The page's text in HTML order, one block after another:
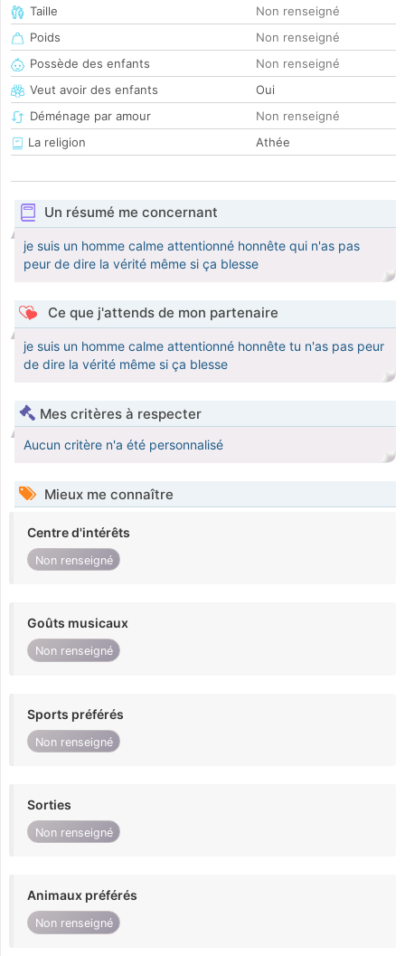
Taille
Non renseigné
Poids
Non renseigné
Possède des enfants
Non renseigné
Veut avoir des enfants
Oui
Déménage par amour
Non renseigné
La religion
Athée
Un résumé me concernant
je suis un homme calme attentionné honnête qui n'as pas
peur de dire la vérité même si ça blesse
Ce que j'attends de mon partenaire
je suis un homme calme attentionné honnête tu n'as pas peur
de dire la vérité même si ça blesse
Mes critères à respecter
Aucun critère n'a été personnalisé
Mieux me connaître
Centre d'intérêts
Non renseigné
Goûts musicaux
Non renseigné
Sports préférés
Non renseigné
Sorties
Non renseigné
Animaux préférés
Non renseigné